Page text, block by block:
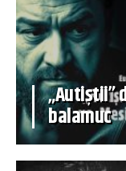
„Autiștii”
balamuc